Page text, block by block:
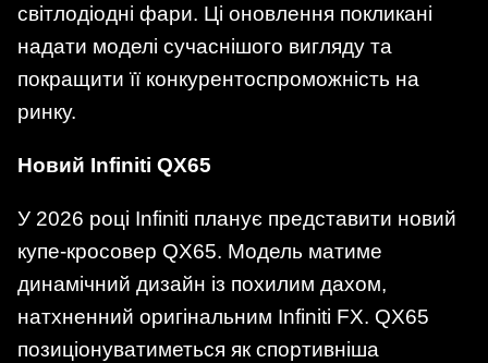
світлодіодні фари. Ці оновлення покликані
надати моделі сучаснішого вигляду та
покращити її конкурентоспроможність на
ринку.
Новий Infiniti QX65
У 2026 році Infiniti планує представити новий
купе-кросовер QX65. Модель матиме
динамічний дизайн із похилим дахом,
натхненний оригінальним Infiniti FX. QX65
позиціонуватиметься як спортивніша